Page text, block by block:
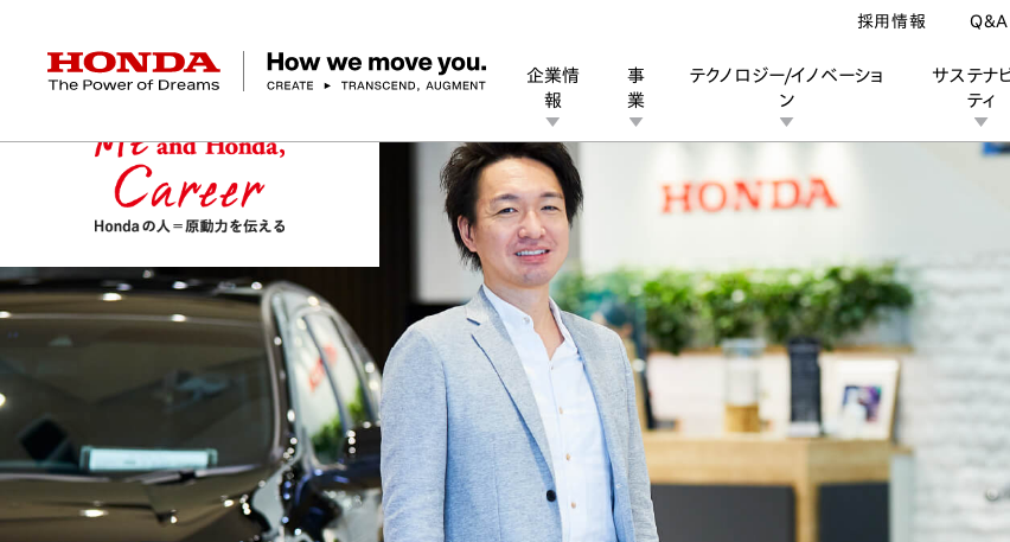
HONDA The Power of Dreams
企業情
報
企業情報 トップ
ヒストリー コーポレートブランド モータースポーツ
事
業
事業 トップ
その他事業
テクノロジー/イノベーショ
ン
テクノロジー/イノベーション トップ
オープンイノベーション
サステナ
ティ
サステナビリティ トップ
ガバナンス
投資家情報 トップ
株式・債券情報 IRカレンダー Honda Report
ニュースルーム
Discover Honda
採用情報 Q&A